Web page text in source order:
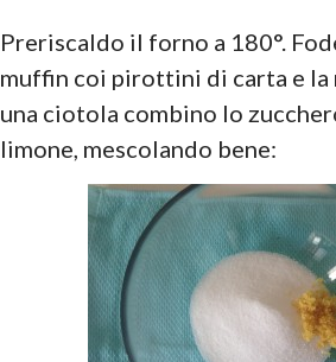
Preriscaldo il forno a 180°.
muffin coi pirottini di carta e la
una ciotola combino lo
limone, mescolando bene: